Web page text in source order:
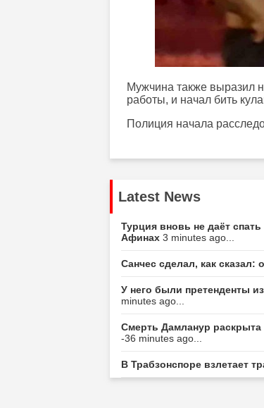
Мужчина также выразил
работы, и начал бить
Полиция начала
Latest News
Турция вновь не даёт
Афинах 3 minutes ago...
Санчес сделал, как
У него были претенденты
minutes ago...
Смерть Дамланур раскрыта
-36 minutes ago...
В Трабзонспоре взлетает